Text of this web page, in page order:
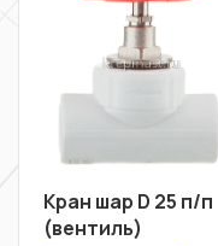
Кран шар D 25 п/п
(вентиль)